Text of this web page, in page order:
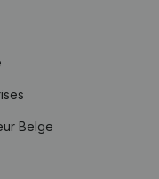
Belge